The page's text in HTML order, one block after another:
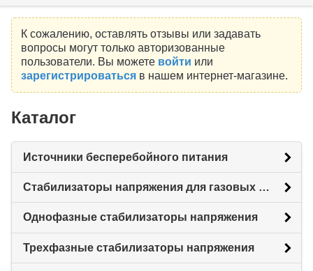
К сожалению, оставлять отзывы или задавать
вопросы могут только авторизованные
пользователи. Вы можете войти или
зарегистрироватьсяв нашем интернет-магазине.
Каталог
Источники бесперебойного питания
Стабилизаторы напряжения для газовых котлов
Однофазные стабилизаторы напряжения
Трехфазные стабилизаторы напряжения